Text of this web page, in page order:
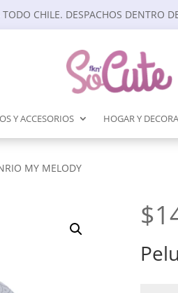
TODO CHILE. DESPACHOS DENTRO
Y ACCESORIOS HOGAR Y
MY MELODY
$